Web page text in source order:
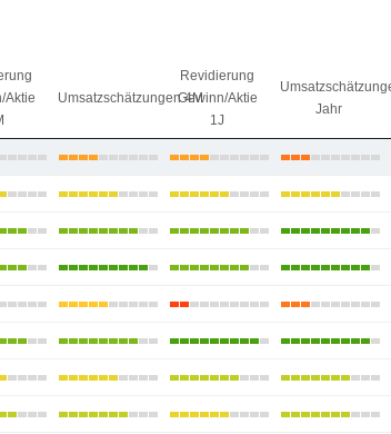
Aktie
Umsatzschätzungen 4M
Revidierung
Gewinn/Aktie
1J
Jahr